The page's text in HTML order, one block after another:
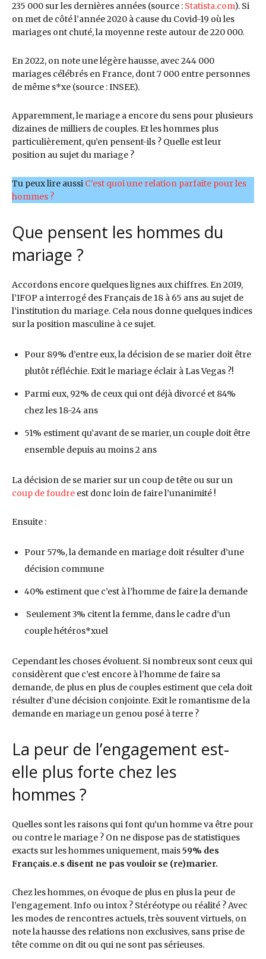
235 000 sur les dernières années (source : Statista.com). Si
on met de côté l’année 2020 à cause du Covid-19 où les
mariages ont chuté, la moyenne reste autour de 220 000.
En 2022, on note une légère hausse, avec 244 000
mariages célébrés en France, dont 7 000 entre personnes
de même s*xe (source : INSEE).
Apparemment, le mariage a encore du sens pour plusieurs
dizaines de milliers de couples. Et les hommes plus
particulièrement, qu’en pensent-ils ? Quelle est leur
position au sujet du mariage ?
Tu peux lire aussi C’est quoi une relation parfaite pour les
hommes ?
Que pensent les hommes du
mariage ?
Accordons encore quelques lignes aux chiffres. En 2019,
l’IFOP a interrogé des Français de 18 à 65 ans au sujet de
l’institution du mariage. Cela nous donne quelques indices
sur la position masculine à ce sujet.
Pour 89% d’entre eux, la décision de se marier doit être
plutôt réfléchie. Exit le mariage éclair à Las Vegas ?!
Parmi eux, 92% de ceux qui ont déjà divorcé et 84%
chez les 18-24 ans
51% estiment qu’avant de se marier, un couple doit être
ensemble depuis au moins 2 ans
La décision de se marier sur un coup de tête ou sur un
coup de foudre est donc loin de faire l’unanimité !
Ensuite :
Pour 57%, la demande en mariage doit résulter d’une
décision commune
40% estiment que c’est à l’homme de faire la demande
Seulement 3% citent la femme, dans le cadre d’un
couple hétéros*xuel
Cependant les choses évoluent. Si nombreux sont ceux qui
considèrent que c’est encore à l’homme de faire sa
demande, de plus en plus de couples estiment que cela doit
résulter d’une décision conjointe. Exit le romantisme de la
demande en mariage un genou posé à terre ?
La peur de l’engagement est-
elle plus forte chez les
hommes ?
Quelles sont les raisons qui font qu’un homme va être pour
ou contre le mariage ? On ne dispose pas de statistiques
exacts sur les hommes uniquement, mais59% des
Français.e.s disent ne pas vouloir se (re)marier.
Chez les hommes, on évoque de plus en plus la peur de
l’engagement. Info ou intox ? Stéréotype ou réalité ? Avec
les modes de rencontres actuels, très souvent virtuels, on
note la hausse des relations non exclusives, sans prise de
tête comme on dit ou qui ne sont pas sérieuses.